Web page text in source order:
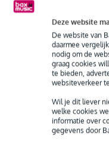
Deze website
De website van
daarmee
nodig om de
graag cookies
te bieden,
websiteverkeer
Wil je dit liever
welke cookies
informatie over
gegevens door
LOADBOX EN HOE
GEBRUIK JE
DEZE?
2 REACTIES
CLEMENT